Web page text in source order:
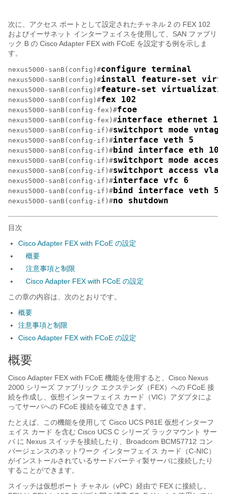
次に、アクセス ポートとして設定されたチャネル 2 の FEX 102
およびイーサネット インターフェイスを使用して、SAN ファブリ
ック B の Cisco Adapter FEX with FCoE を設定する例を示しま
す。
nexus5000-sanB(config)#configure terminal
nexus5000-sanB(config)#install feature-set
nexus5000-sanB(config)#feature-set
nexus5000-sanB(config)#fex 102
nexus5000-sanB(config-fex)#fcoe
nexus5000-sanB(config-fex)#interface ethernet
nexus5000-sanB(config-if)#switchport mode vntag
nexus5000-sanB(config-if)#interface veth 5
nexus5000-sanB(config-if)#bind interface eth
nexus5000-sanB(config-if)#switchport mode access
nexus5000-sanB(config-if)#switchport access vlan
nexus5000-sanB(config-if)#interface vfc 6
nexus5000-sanB(config-if)#bind interface veth 5
nexus5000-sanB(config-if)#no shutdown
目次
Cisco Adapter FEX with FCoE の設定
概要
注意事項と制限
Cisco Adapter FEX with FCoE の設定
この章の内容は、次のとおりです。
概要
注意事項と制限
Cisco Adapter FEX with FCoE の設定
概要
Cisco Adapter FEX with FCoE 機能を使用すると、 Cisco Nexus
2000 シリーズ ファブリック エクステンダ （FEX）への FCoE 接
続を作成し、仮想インターフェイス カード（VIC）アダプタによ
ってサーバへの FCoE 接続を確立できます。
たとえば、この機能を使用して Cisco UCS P81E 仮想インターフ
ェイス カード を含む Cisco UCS C シリーズ ラックマウント サー
バに Nexus スイッチを接続したり、Broadcom BCM57712 コン
バージェンスのネットワーク インターフェイス カード（C-NIC）
がインストールされているサードパーティ製サーバに接続したり
することができます。
スイッチは仮想ポート チャネル（vPC）経由で FEX に接続し、